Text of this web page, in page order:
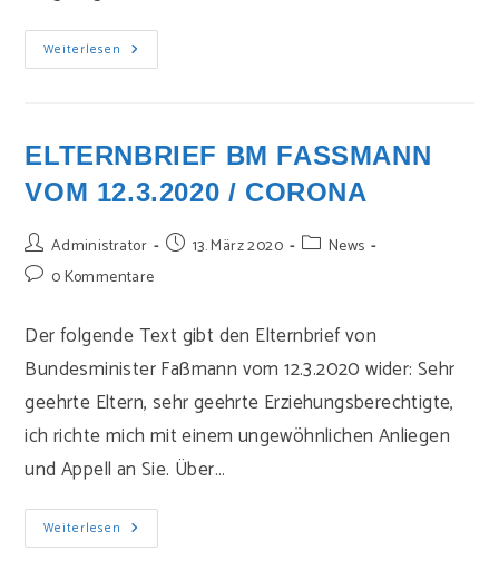
Weiterlesen Corona
News
ELTERNBRIEF BM FASSMANN V
OM 12.3.2020 / CORONA
Beitrags-
Autor:
Administrator
Beitrag13. März 2020
Beitrags-
News
Beitrags-
0 Kommentare
Der folgende Text gibt den Elternbrief von
Bundesminister Faßmann vom 12.3.2020 wider: Sehr
geehrte Eltern, sehr geehrte Erziehungsberechtigte,
ich richte mich mit einem ungewöhnlichen Anliegen
und Appell an Sie. Über…
Weiterlesen Elternbrief
BM